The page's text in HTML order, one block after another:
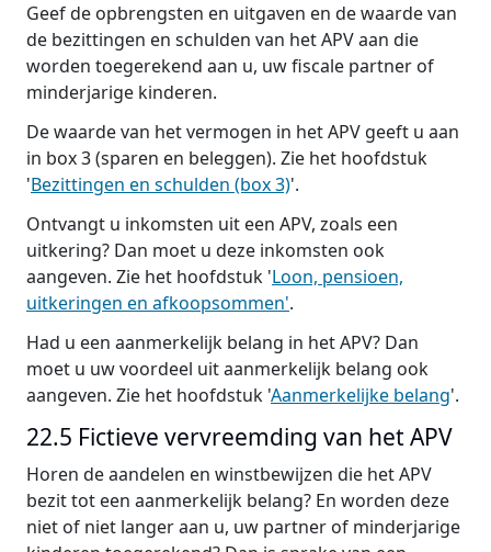
Geef de opbrengsten en uitgaven en de waarde van
de bezittingen en schulden van het APV aan die
worden toegerekend aan u, uw fiscale partner of
minderjarige kinderen.
De waarde van het vermogen in het APV geeft u aan
in box 3 (sparen en beleggen). Zie het hoofdstuk
'Bezittingen en schulden (box 3)'.
Ontvangt u inkomsten uit een APV, zoals een
uitkering? Dan moet u deze inkomsten ook
aangeven. Zie het hoofdstuk 'Loon, pensioen,
uitkeringen en afkoopsommen'.
Had u een aanmerkelijk belang in het APV? Dan
moet u uw voordeel uit aanmerkelijk belang ook
aangeven. Zie het hoofdstuk 'Aanmerkelijke belang'.
22.5 Fictieve vervreemding van het APV
Horen de aandelen en winstbewijzen die het APV
bezit tot een aanmerkelijk belang? En worden deze
niet of niet langer aan u, uw partner of minderjarige